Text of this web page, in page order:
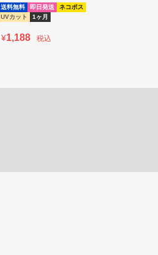
送料無料 即日発送
ネコポス
UVカット
1ヶ月
¥1,188 税込